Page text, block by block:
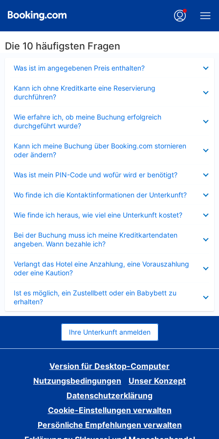
Die 10 häufigsten Fragen
Was ist im angegebenen Preis enthalten?
Kann ich ohne Kreditkarte eine Reservierung
durchführen?
Wie erfahre ich, ob meine Buchung erfolgreich
durchgeführt wurde?
Kann ich meine Buchung über Booking.com stornieren
oder ändern?
Was ist mein PIN-Code und wofür wird er benötigt?
Wo finde ich die Kontaktinformationen der Unterkunft?
Wie finde ich heraus, wie viel eine Unterkunft kostet?
Bei der Buchung muss ich meine Kreditkartendaten
angeben. Wann bezahle ich?
Verlangt das Hotel eine Anzahlung, eine Vorauszahlung
oder eine Kaution?
Ist es möglich, ein Zustellbett oder ein Babybett zu
erhalten?
Ihre Unterkunft anmelden
Version für Desktop-Computer
Nutzungsbedingungen
Unser Konzept
Datenschutzerklärung
Cookie-Einstellungen verwalten
Persönliche Empfehlungen verwalten